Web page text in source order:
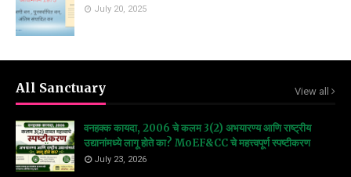
July 20, 2025
All Sanctuary View all
वनहक्क कायदा, 2006 चे कलम 3(2) अभयारण्य आणि राष्ट्रीय
उद्यानांमध्ये लागू होते का? MoEF&CC चे महत्त्वपूर्ण स्पष्टीकरण
July 23, 2026